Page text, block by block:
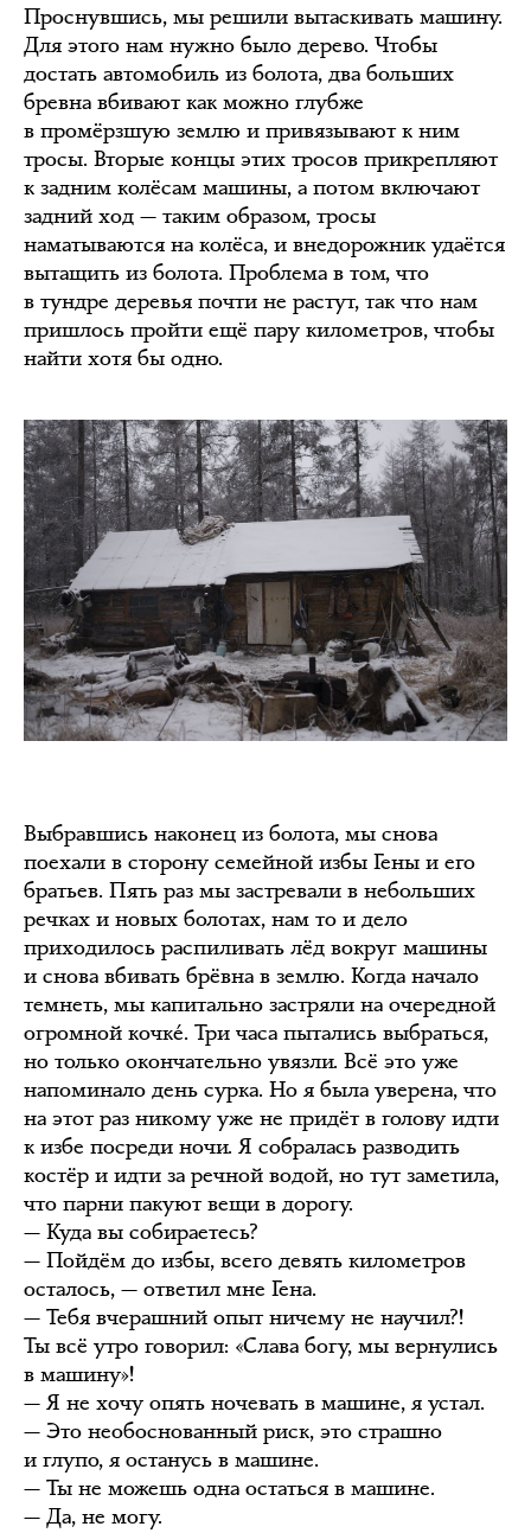
Проснувшись, мы решили вытаскивать машину.
Для этого нам нужно было дерево. Чтобы
достать автомобиль из болота, два больших
бревна вбивают как можно глубже
в промёрзшую землю и привязывают к ним
тросы. Вторые концы этих тросов прикрепляют
к задним колёсам машины, а потом включают
задний ход — таким образом, тросы
наматываются на колёса, и внедорожник удаётся
вытащить из болота. Проблема в том, что
в тундре деревья почти не растут, так что нам
пришлось пройти ещё пару километров, чтобы
найти хотя бы одно.
Выбравшись наконец из болота, мы снова
поехали в сторону семейной избы Гены и его
братьев. Пять раз мы застревали в небольших
речках и новых болотах, нам то и дело
приходилось распиливать лёд вокруг машины
и снова вбивать брёвна в землю. Когда начало
темнеть, мы капитально застряли на очередной
огромной кочкé. Три часа пытались выбраться,
но только окончательно увязли. Всё это уже
напоминало день сурка. Но я была уверена, что
на этот раз никому уже не придёт в голову идти
к избе посреди ночи. Я собралась разводить
костёр и идти за речной водой, но тут заметила,
что парни пакуют вещи в дорогу.
— Куда вы собираетесь?
— Пойдём до избы, всего девять километров
осталось, — ответил мне Гена.
— Тебя вчерашний опыт ничему не научил?!
Ты всё утро говорил: «Слава богу, мы вернулись
в машину»!
— Я не хочу опять ночевать в машине, я устал.
— Это необоснованный риск, это страшно
и глупо, я останусь в машине.
— Ты не можешь одна остаться в машине.
— Да, не могу.